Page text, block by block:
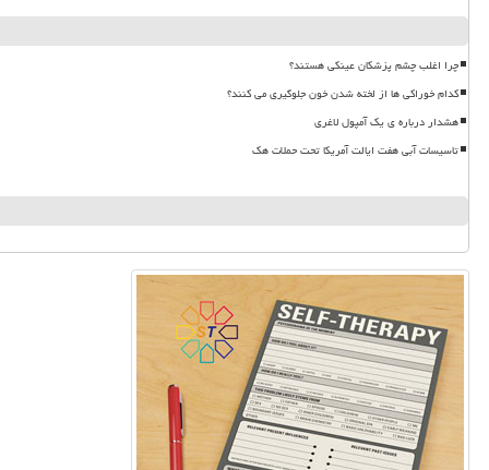
چرا اغلب چشم پزشکان عینکی هستند؟
کدام خوراکی ها از لخته شدن خون جلوگیری می کنند؟
هشدار درباره ی یک آمپول لاغری
تاسیسات آبی هفت ایالت آمریکا تحت حملات هک